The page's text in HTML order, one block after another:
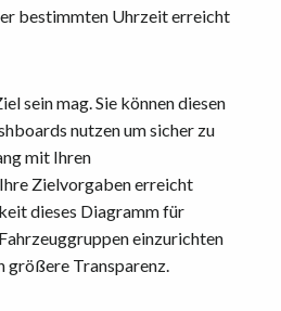
bestimmten Uhrzeit erreicht
sein mag. Sie können diesen
nutzen um sicher zu
mit Ihren
Zielvorgaben erreicht
dieses Diagramm für
einzurichten
größere Transparenz.